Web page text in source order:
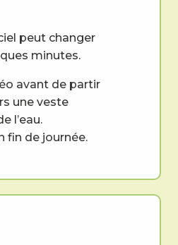
peut changer
minutes.
avant de partir
une veste
l’eau.
fin de journée.